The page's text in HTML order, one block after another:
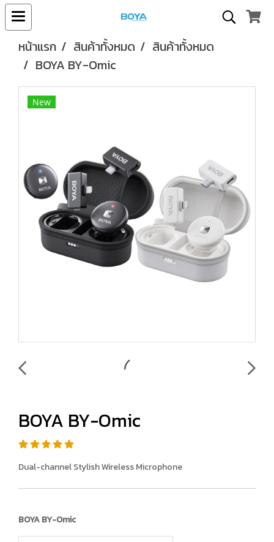
หน้าแรก สินค้าทั้งหมด
สินค้าทั้งหมด
BOYA BY-Omic
New
BOYA BY-Omic
Dual-channel Stylish Wireless Microphone
BOYA BY-Omic